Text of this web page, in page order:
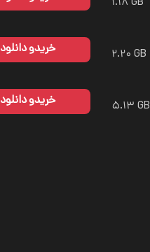
۲.۲۰ GB خریدو دانلود
۵.۱۳ GB خریدو دانلود